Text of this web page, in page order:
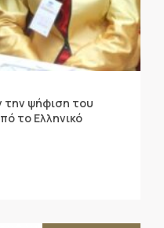
την ψήφιση του
το Ελληνικό